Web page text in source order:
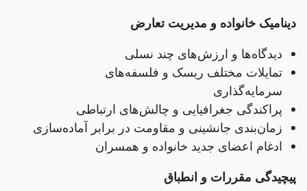
دینامیک خانواده و مدیریت تعارض
دیدگاه‌ها و ارزش‌های چند نسلی
تمایلات مختلف ریسک و فلسفه‌های
سرمایه‌گذاری
پراکندگی جغرافیایی و چالش‌های ارتباطی
زمان‌بندی جانشینی و مقاومت در برابر آماده‌سازی
ادغام اعضای جدید خانواده و همسران
پیچیدگی مقررات و انطباق